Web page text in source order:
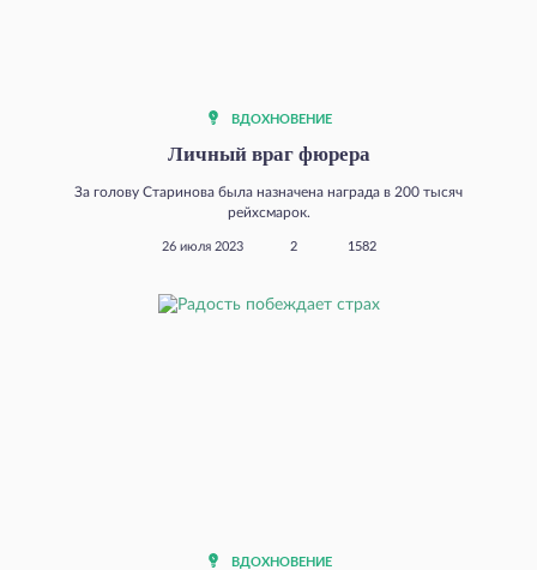
ВДОХНОВЕНИЕ
Личный враг фюрера
За голову Старинова была назначена награда в 200 тысяч
рейхсмарок.
26 июля 2023 2 1582
ВДОХНОВЕНИЕ